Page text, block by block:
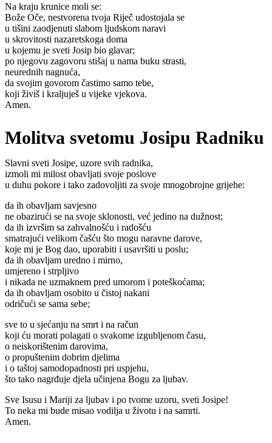
Na kraju krunice moli se:
Bože Oče, nestvorena tvoja Riječ udostojala se
u tišini zaodjenuti slabom ljudskom naravi
u skrovitosti nazaretskoga doma
u kojemu je sveti Josip bio glavar;
po njegovu zagovoru stišaj u nama buku strasti,
neurednih nagnuća,
da svojim govorom častimo samo tebe,
koji živiš i kraljuješ u vijeke vjekova.
Amen.
Molitva svetomu Josipu Radniku
Slavni sveti Josipe, uzore svih radnika,
izmoli mi milost obavljati svoje poslove
u duhu pokore i tako zadovoljiti za svoje mnogobrojne grijehe:
da ih obavljam savjesno
ne obazirući se na svoje sklonosti, već jedino na dužnost;
da ih izvršim sa zahvalnošću i radošću
smatrajući velikom čašću što mogu naravne darove,
koje mi je Bog dao, uporabiti i usavršiti u poslu;
da ih obavljam uredno i mirno,
umjereno i strpljivo
i nikada ne uzmaknem pred umorom i poteškoćama;
da ih obavljam osobito u čistoj nakani
odričući se sama sebe;
sve to u sjećanju na smrt i na račun
koji ću morati polagati o svakome izgubljenom času,
o neiskorištenim darovima,
o propuštenim dobrim djelima
i o taštoj samodopadnosti pri uspjehu,
što tako nagrđuje djela učinjena Bogu za ljubav.
Sve Isusu i Mariji za ljubav i po tvome uzoru, sveti Josipe!
To neka mi bude misao vodilja u životu i na samrti.
Amen.